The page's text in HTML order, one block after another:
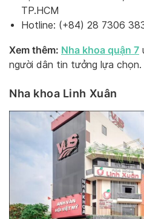
TP.HCM
Hotline: (+84) 28 7306
Xem thêm: Nha khoa quận 7
người dân tin tưởng lựa chọn.
Nha khoa Linh Xuân